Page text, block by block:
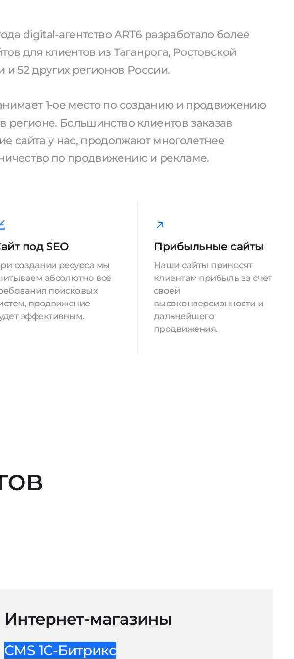
digital-агентство ART6 разработало более
для клиентов из Таганрога, Ростовской
и 52 других регионов России.
1-ое место по созданию и продвижению
регионе. Большинство клиентов заказав
сайта у нас, продолжают многолетнее
по продвижению и рекламе.
под SEO
создании ресурса мы
абсолютно все
поисковых
продвижение
эффективным.
Прибыльные сайты
Наши сайты приносят
клиентам прибыль за счет
своей
высоконверсионности и
дальнейшего
продвижения.
Интернет-магазины
CMS 1С-Битрикс